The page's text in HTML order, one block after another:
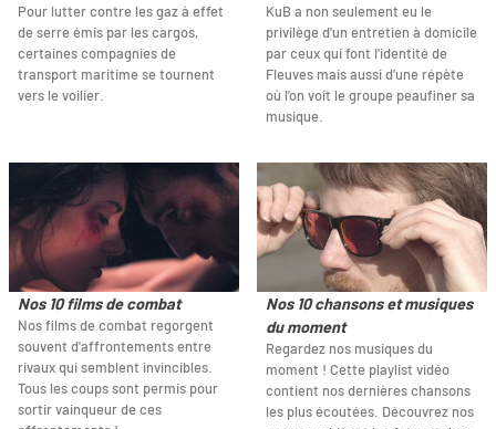
Pour lutter contre les gaz à effet
de serre émis par les cargos,
certaines compagnies de
transport maritime se tournent
vers le voilier.
KuB a non seulement eu le
privilège d'un entretien à domicile
par ceux qui font l'identité de
Fleuves mais aussi d'une répète
où l'on voit le groupe peaufiner sa
musique.
Nos 10 films de combat
Nos films de combat regorgent
souvent d'affrontements entre
rivaux qui semblent invincibles.
Tous les coups sont permis pour
sortir vainqueur de ces
Nos 10 chansons et musiques
du moment
Regardez nos musiques du
moment ! Cette playlist vidéo
contient nos dernières chansons
les plus écoutées. Découvrez nos